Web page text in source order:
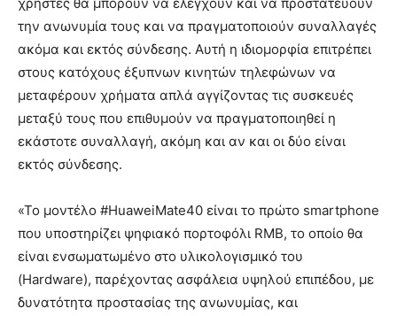
την ανωνυμία τους και να πραγματοποιούν συναλλαγές
ακόμα και εκτός σύνδεσης. Αυτή η ιδιομορφία επιτρέπει
στους κατόχους έξυπνων κινητών τηλεφώνων να
μεταφέρουν χρήματα απλά αγγίζοντας τις συσκευές
μεταξύ τους που επιθυμούν να πραγματοποιηθεί η
εκάστοτε συναλλαγή, ακόμη και αν και οι δύο είναι
εκτός σύνδεσης.
«Το μοντέλο #HuaweiMate40 είναι το πρώτο smartphone
που υποστηρίζει ψηφιακό πορτοφόλι RMB, το οποίο θα
είναι ενσωματωμένο στο υλικολογισμικό του
(Hardware), παρέχοντας ασφάλεια υψηλού επιπέδου, με
δυνατότητα προστασίας της ανωνυμίας, και